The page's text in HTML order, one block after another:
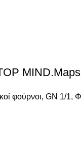
φούρνοι, GN 1/1,